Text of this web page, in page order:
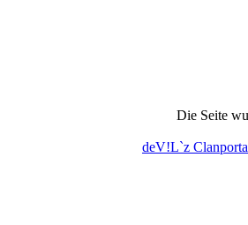
Die Seite
deV!L`z